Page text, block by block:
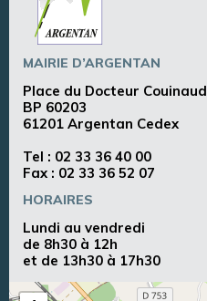
MAIRIE D’ARGENTAN
Place du Docteur Couinaud
BP 60203
61201 Argentan Cedex
Tel : 02 33 36 40 00
Fax : 02 33 36 52 07
HORAIRES
Lundi au vendredi
de 8h30 à 12h
et de 13h30 à 17h30